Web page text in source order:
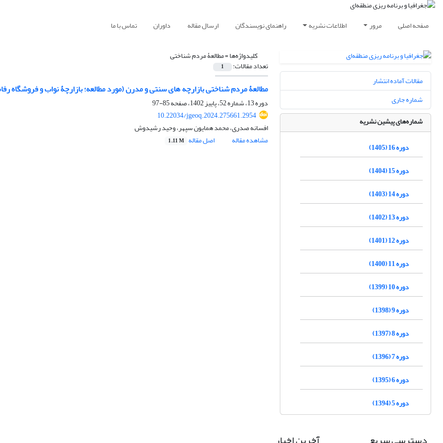
صفحه اصلی مرور اطلاعات نشریه راهنمای نویسندگان ارسال مقاله داوران تماس با ما
کلیدواژه‌ها =مطالعۀ مردم شناختی
تعداد مقالات: 1
مطالعۀ مردم شناختی بازارچه های سنتی و مدرن (مورد مطالعه؛ بازارچۀ نواب و فروشگاه رفاه منطقه 12
دوره 13، شماره 52، پاییز 1402، صفحه
85-97
10.22034/jgeoq.2024.275661.2954
افسانه صدری، محمد همایون سپهر، وحید رشیدوش
مشاهده مقاله
اصل مقاله 1.11 M
مقالات آماده انتشار
شماره جاری
شماره‌های پیشین نشریه
دوره 16 (1405)
دوره 15 (1404)
دوره 14 (1403)
دوره 13 (1402)
دوره 12 (1401)
دوره 11 (1400)
دوره 10 (1399)
دوره 9 (1398)
دوره 8 (1397)
دوره 7 (1396)
دوره 6 (1395)
دوره 5 (1394)